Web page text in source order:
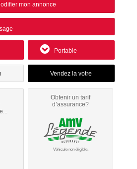
mon annonce
Portable
Obtenir un tarif
d’assurance?
Véhicule non éligible.